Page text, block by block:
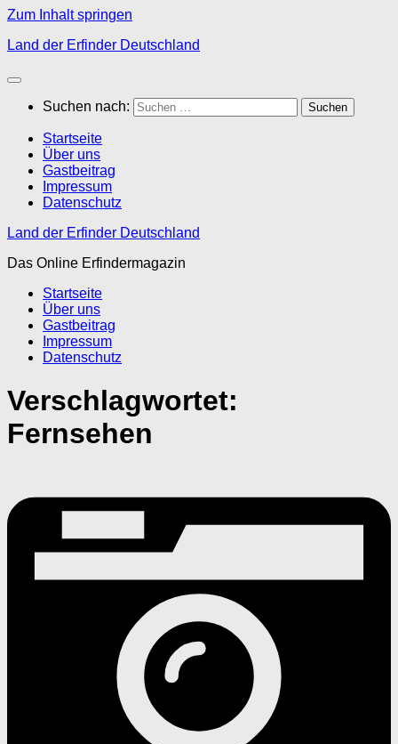
Zum Inhalt springen
Land der Erfinder Deutschland
Suchen nach:
Startseite
Über uns
Gastbeitrag
Impressum
Datenschutz
Land der Erfinder Deutschland
Das Online Erfindermagazin
Startseite
Über uns
Gastbeitrag
Impressum
Datenschutz
Verschlagwortet:
Fernsehen